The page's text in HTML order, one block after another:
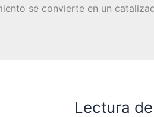
se convierte en un
Lectura